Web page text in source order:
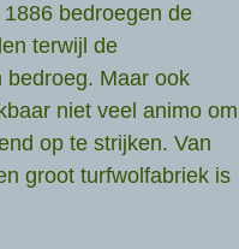
bedroegen de
terwijl de
bedroeg. Maar ook
niet veel animo om
op te strijken. Van
groot turfwolfabriek is